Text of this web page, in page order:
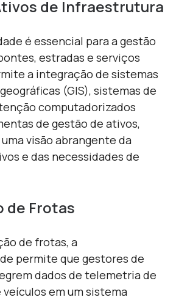
de Infraestrutura
é essencial para a gestão
estradas e serviços
a integração de sistemas
(GIS), sistemas de
computadorizados
de gestão de ativos,
visão abrangente da
e das necessidades de
de Frotas
de frotas, a
permite que gestores de
dados de telemetria de
veículos em um sistema